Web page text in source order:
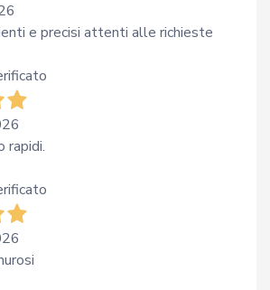
e precisi attenti alle richieste
rapidi.